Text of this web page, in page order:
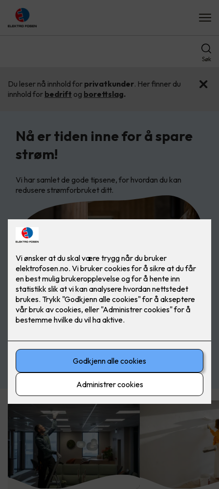
Søk
Du leser nå innhold for privatkunder. Her finner du
innhold for bedrift og borettslag.
Nå er tiden inne for å spare
strøm!
Vi har samlet de gode tipsene, for hvordan du kan
redusere strømforbruket ditt.
Se her!